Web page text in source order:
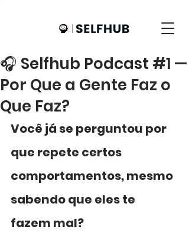
🎧 Selfhub Podcast #1 —
Por Que a Gente Faz o
Que Faz?
Você já se perguntou por
que repete certos
comportamentos, mesmo
sabendo que eles te
fazem mal?